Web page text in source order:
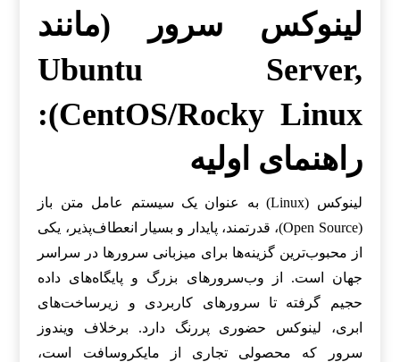
لینوکس سرور (مانند
Ubuntu Server,
CentOS/Rocky Linux):
راهنمای اولیه
لینوکس (Linux) به عنوان یک سیستم عامل متن باز
(Open Source)، قدرتمند، پایدار و بسیار انعطاف‌پذیر، یکی
از محبوب‌ترین گزینه‌ها برای میزبانی سرورها در سراسر
جهان است. از وب‌سرورهای بزرگ و پایگاه‌های داده
حجیم گرفته تا سرورهای کاربردی و زیرساخت‌های
ابری، لینوکس حضوری پررنگ دارد. برخلاف ویندوز
سرور که محصولی تجاری از مایکروسافت است،